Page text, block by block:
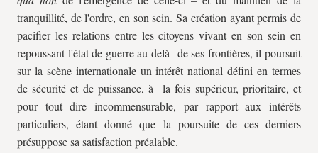
tranquillité, de l'ordre, en son sein. Sa création ayant permis de
pacifier les relations entre les citoyens vivant en son sein en
repoussant l'état de guerre au-delà de ses frontières, il poursuit
sur la scène internationale un intérêt national défini en termes
de sécurité et de puissance, à la fois supérieur, prioritaire, et
pour tout dire incommensurable, par rapport aux intérêts
particuliers, étant donné que la poursuite de ces derniers
présuppose sa satisfaction préalable.